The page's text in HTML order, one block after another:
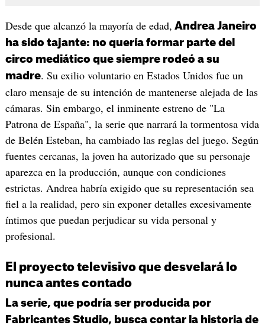
Desde que alcanzó la mayoría de edad, Andrea Janeiro
ha sido tajante: no quería formar parte del
circo mediático que siempre rodeó a su
madre. Su exilio voluntario en Estados Unidos fue un
claro mensaje de su intención de mantenerse alejada de las
cámaras. Sin embargo, el inminente estreno de "La
Patrona de España", la serie que narrará la tormentosa vida
de Belén Esteban, ha cambiado las reglas del juego. Según
fuentes cercanas, la joven ha autorizado que su personaje
aparezca en la producción, aunque con condiciones
estrictas. Andrea habría exigido que su representación sea
fiel a la realidad, pero sin exponer detalles excesivamente
íntimos que puedan perjudicar su vida personal y
profesional.
El proyecto televisivo que desvelará lo
nunca antes contado
La serie, que podría ser producida por
Fabricantes Studio, busca contar la historia de